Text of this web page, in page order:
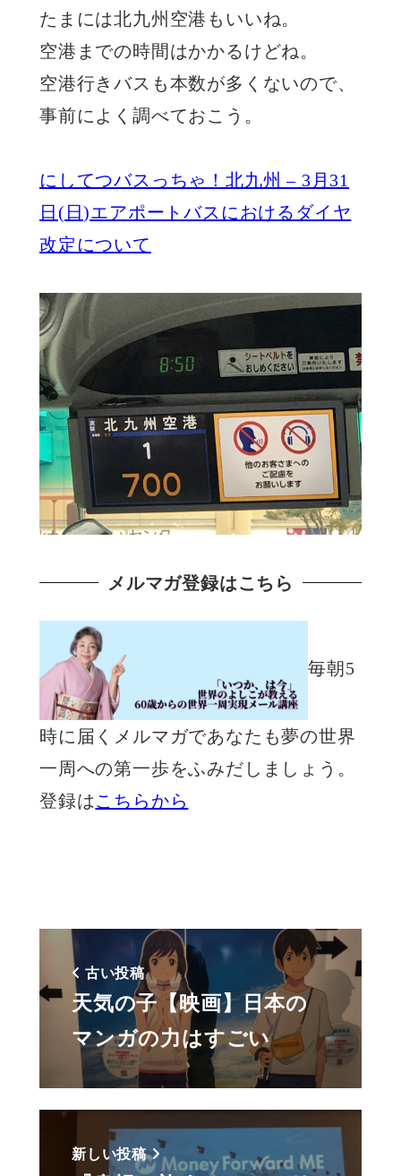
たまには北九州空港もいいね。
空港までの時間はかかるけどね。
空港行きバスも本数が多くないので、
事前によく調べておこう。
にしてつバスっちゃ！北九州 – 3月31
日(日)エアポートバスにおけるダイヤ
改定について
メルマガ登録はこちら
毎朝5
時に届くメルマガであなたも夢の世界
一周への第一歩をふみだしましょう。
登録はこちらから
古い投稿
天気の子【映画】日本の
マンガの力はすごい
新しい投稿